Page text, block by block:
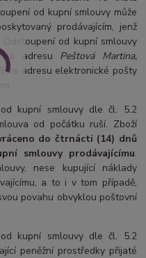
od kupní smlouvy může
prodávajícím, jenž
od kupní smlouvy
adresu Peštová Martina,
či na adresu elektronické pošty
smlouvy dle čl. 5.2
od počátku ruší. Zboží
do čtrnácti (14) dnů
smlouvy prodávajícímu.
nese kupující náklady
a to i v tom případě,
povahu obvyklou poštovní
smlouvy dle čl. 5.2
peněžní prostředky přijaté